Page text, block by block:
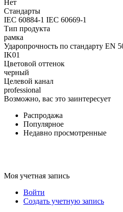
Нет
Стандарты
IEC 60884-1 IEC 60669-1
Тип продукта
рамка
Ударопрочность по стандарту EN
IK01
Цветовой оттенок
черный
Целевой канал
professional
Возможно, вас это заинтересует
Распродажа
Популярное
Недавно просмотренные
Моя учетная запись
Войти
Создать учетную запись